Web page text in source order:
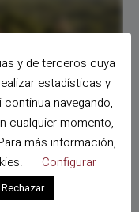
paisajes
y de terceros cuya
estadísticas y
navegando,
cualquier momento,
más información,
.
Configurar
Rechazar